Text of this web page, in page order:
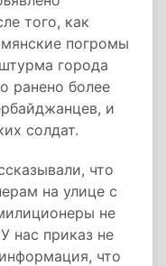
того, как
погромы
города
ранено более
и
солдат.
что
на улице с
не
нас приказ не
что